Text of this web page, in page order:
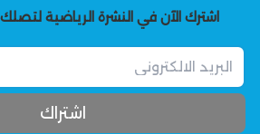
اشترك الآن في النشرة الرياضية لتصلك